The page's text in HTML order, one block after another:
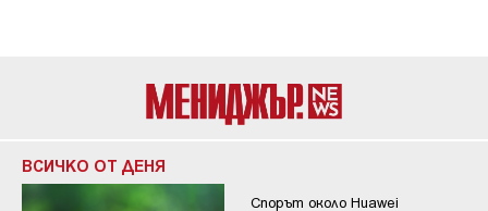
ВСИЧКО ОТ ДЕНЯ
Спорът около Huawei